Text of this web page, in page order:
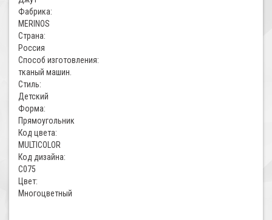
Фабрика:
MERINOS
Страна:
Россия
Способ изготовления:
тканый машин.
Стиль:
Детский
Форма:
Прямоугольник
Код цвета:
MULTICOLOR
Код дизайна:
C075
Цвет:
Многоцветный